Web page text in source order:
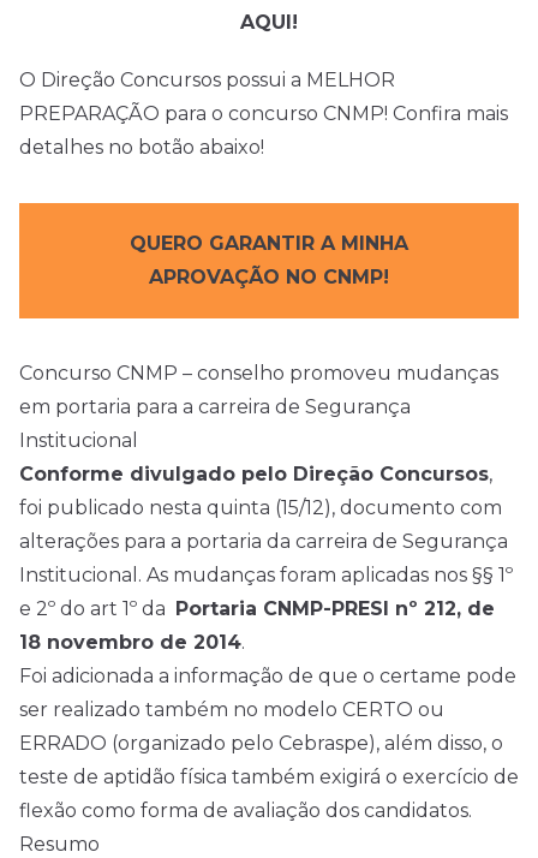
AQUI!
O Direção Concursos possui a MELHOR
PREPARAÇÃO para o concurso CNMP! Confira mais
detalhes no botão abaixo!
QUERO GARANTIR A MINHA
APROVAÇÃO NO CNMP!
Concurso CNMP – conselho promoveu mudanças
em portaria para a carreira de Segurança
Institucional
Conforme divulgado pelo Direção Concursos,
foi publicado nesta quinta (15/12), documento com
alterações para a portaria da carreira de Segurança
Institucional. As mudanças foram aplicadas nos §§ 1º
e 2º do art 1º da
Portaria CNMP-PRESI nº 212, de
18 novembro de 2014.
Foi adicionada a informação de que o certame pode
ser realizado também no modelo CERTO ou
ERRADO (organizado pelo Cebraspe), além disso, o
teste de aptidão física também exigirá o exercício de
flexão como forma de avaliação dos candidatos.
Resumo